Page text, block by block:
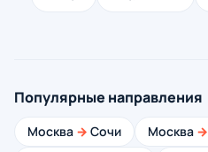
Популярные направления
Москва → Сочи Москва →